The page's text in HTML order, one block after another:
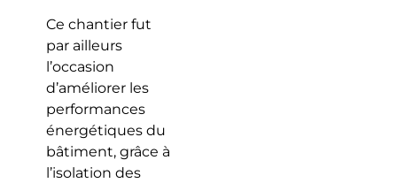
Ce chantier fut
par ailleurs
l’occasion
d’améliorer les
performances
énergétiques du
bâtiment, grâce à
l’isolation des